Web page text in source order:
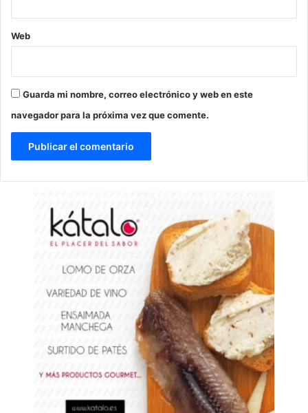
Web
Guarda mi nombre, correo electrónico y web en este
navegador para la próxima vez que comente.